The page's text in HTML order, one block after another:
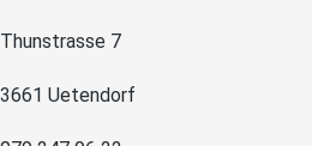
Thunstrasse 7
3661 Uetendorf